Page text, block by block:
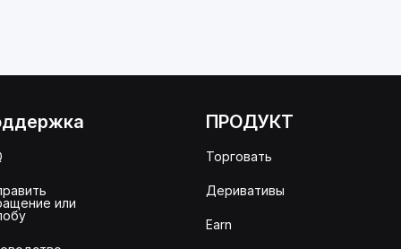
или
ПРОДУКТ
Торговать
Деривативы
Earn